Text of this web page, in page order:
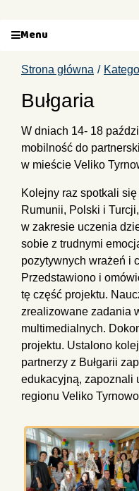
Menu
Strona główna
Bułgaria
W dniach 14- 18
mobilność do
w mieście Veliko
Kolejny raz spotkali
Rumunii, Polski i
w zakresie uczenia
sobie z trudnymi
pozytywnych wrażeń i
Przedstawiono i
tę część projektu.
zrealizowane zadania
multimedialnych.
projektu. Ustalono
partnerzy z Bułgarii
edukacyjną, zapoznali
regionu Veliko